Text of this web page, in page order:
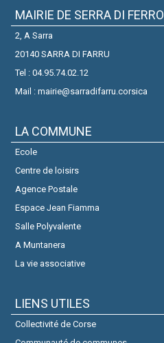
MAIRIE DE SERRA DI FERRO
2, A Sarra
20140 SARRA DI FARRU
Tel : 04.95.74.02.12
Mail : mairie@sarradifarru.corsica
LA COMMUNE
Ecole
Centre de loisirs
Agence Postale
Espace Jean Fiamma
Salle Polyvalente
A Muntanera
La vie associative
LIENS UTILES
Collectivité de Corse